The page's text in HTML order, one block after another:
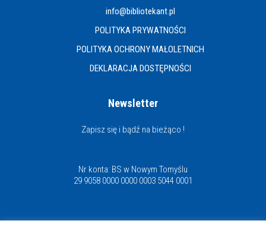
info@bibliotekant.pl
POLITYKA PRYWATNOŚCI
POLITYKA OCHRONY MAŁOLETNICH
DEKLARACJA DOSTĘPNOŚCI
Newsletter
Zapisz się i bądź na bieżąco !
Nr konta: BS w Nowym Tomyślu
29 9058 0000 0000 0003 5044 0001